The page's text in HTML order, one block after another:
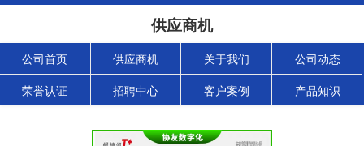
供应商机
公司首页 供应商机 关于我们 公司动态
荣誉认证 招聘中心 客户案例 产品知识